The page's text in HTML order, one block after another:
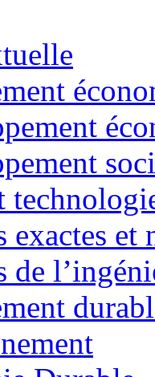
exactes et
de